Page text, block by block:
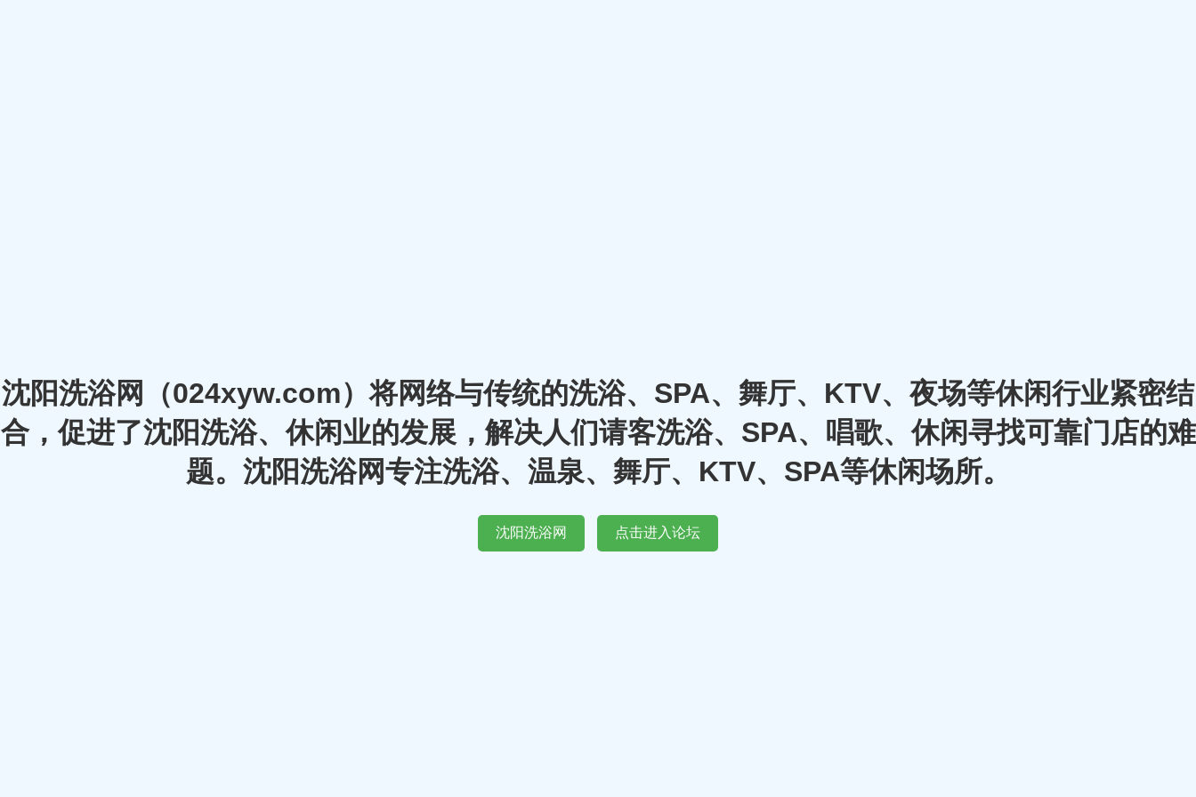
沈阳洗浴网（024xyw.com）将网络与传统的洗浴、SPA、舞厅、KTV、夜场等休闲行业紧密结
合，促进了沈阳洗浴、休闲业的发展，解决人们请客洗浴、SPA、唱歌、休闲寻找可靠门店的难
题。沈阳洗浴网专注洗浴、温泉、舞厅、KTV、SPA等休闲场所。
沈阳洗浴网 点击进入论坛